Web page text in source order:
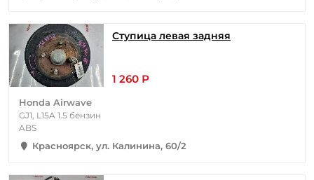
Ступица левая задняя
1 260 Р
Honda Airwave
GJ1, L15A 1.5 бензин
ABS
Красноярск, ул. Калинина, 60/2